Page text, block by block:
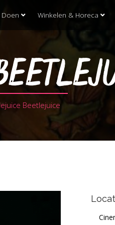
Winkelen & Horeca
Beetlejuice